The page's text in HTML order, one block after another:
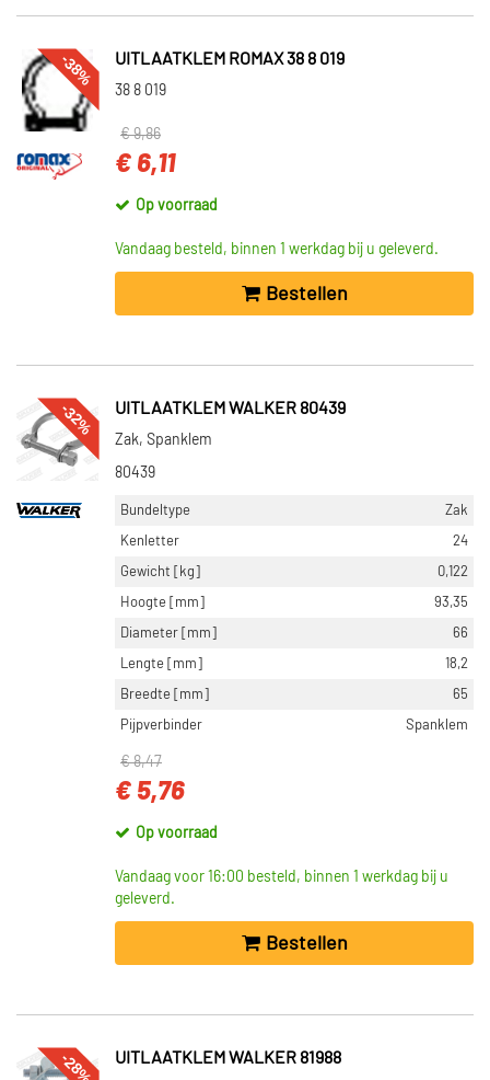
-38% UITLAATKLEM ROMAX 38 8 019
38 8 019
€ 9,86
€ 6,11
Op voorraad
Vandaag besteld, binnen 1 werkdag bij u geleverd.
Bestellen
-32% UITLAATKLEM WALKER 80439
Zak, Spanklem
80439
Bundeltype
Zak
Kenletter
24
Gewicht [kg]
0,122
Hoogte [mm]
93,35
Diameter [mm]
66
Lengte [mm]
18,2
Breedte [mm]
65
Pijpverbinder
Spanklem
€ 8,47
€ 5,76
Op voorraad
Vandaag voor 16:00 besteld, binnen 1 werkdag bij u
geleverd.
Bestellen
-28% UITLAATKLEM WALKER 81988